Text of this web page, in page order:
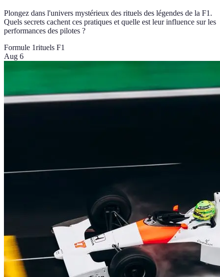
Plongez dans l'univers mystérieux des rituels des légendes de la F1.
Quels secrets cachent ces pratiques et quelle est leur influence sur les
performances des pilotes ?
Formule 1rituels F1
Aug 6